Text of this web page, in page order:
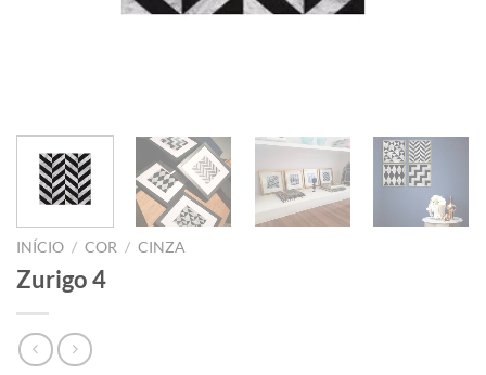
INÍCIO / COR / CINZA
Zurigo 4